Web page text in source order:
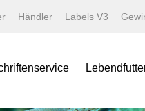
Händler Labels V3